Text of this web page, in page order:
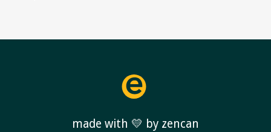
made with 💛 by zencan